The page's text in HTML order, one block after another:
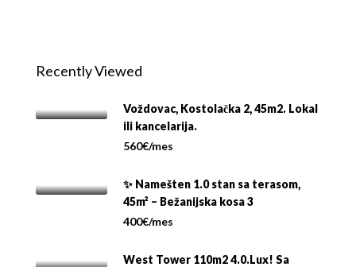
Recently Viewed
Voždovac, Kostolačka 2, 45m2. Lokal
ili kancelarija.
560€/mes
✨ Namešten 1.0 stan sa terasom,
45m² – Bežanijska kosa 3
400€/mes
West Tower 110m2 4.0.Lux! Sa